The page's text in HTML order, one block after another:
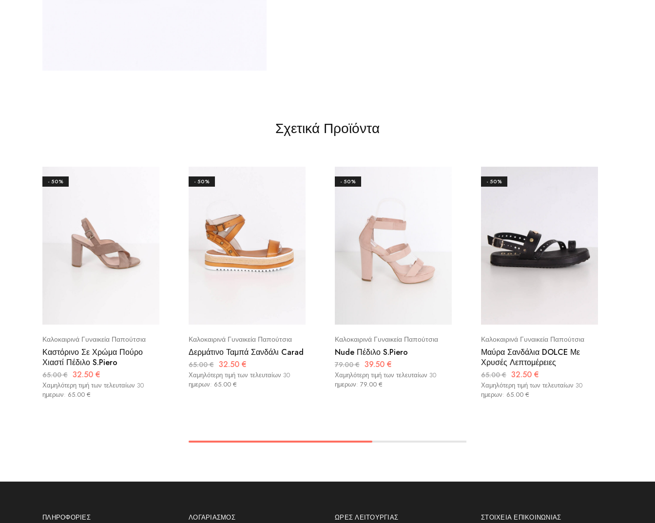
Σχετικά Προϊόντα
- 50%
Καλοκαιρινά Γυναικεία Παπούτσια
Καστόρινο Σε Χρώμα Πούρο
Χιαστί Πέδιλο S.Piero
65.00€ 32.50 €
Χαμηλότερη τιμή των τελευταίων 30
ημερων: 65.00 €
- 50%
Καλοκαιρινά Γυναικεία Παπούτσια
Δερμάτινο Ταμπά Σανδάλι Carad
65.00€ 32.50 €
Χαμηλότερη τιμή των τελευταίων 30
ημερων: 65.00 €
- 50%
Καλοκαιρινά Γυναικεία Παπούτσια
Nude Πέδιλο S.Piero
79.00€ 39.50 €
Χαμηλότερη τιμή των τελευταίων 30
ημερων: 79.00 €
- 50%
Καλοκαιρινά Γυναικεία Παπούτσια
Μαύρα Σανδάλια DOLCE Με
Χρυσές Λεπτομέρειες
65.00€ 32.50 €
Χαμηλότερη τιμή των τελευταίων 30
ημερων: 65.00 €
ΠΛΗΡΟΦΟΡΊΕΣ ΛΟΓΑΡΙΑΣΜΌΣ ΏΡΕΣ ΛΕΙΤΟΥΡΓΊΑΣ ΣΤΟΙΧΕΊΑ ΕΠΙΚΟΙΝΩΝΊΑΣ